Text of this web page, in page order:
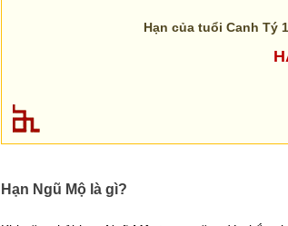
Hạn của tuổi Canh Tý
Hạn Ngũ Mộ là gì?